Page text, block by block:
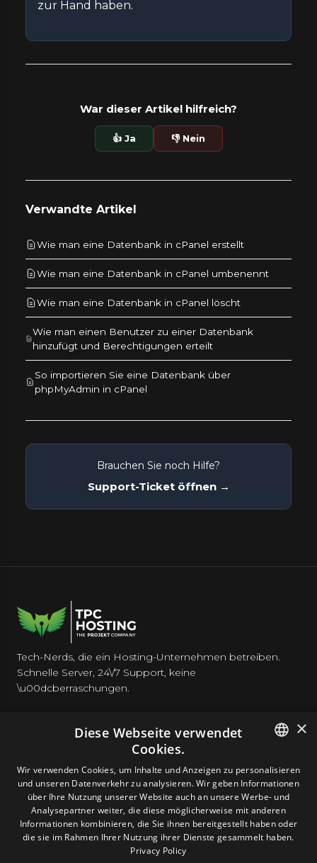
zur Hand haben.
War dieser Artikel hilfreich?
👍 Ja 👎 Nein
Verwandte Artikel
Wie man eine Datenbank in cPanel erstellt
Wie man eine Datenbank in cPanel umbenennt
Wie man eine Datenbank in cPanel löscht
Wie man einen Benutzer zu einer Datenbank
hinzufügt und Berechtigungen erteilt
So importieren Sie eine Datenbank über
phpMyAdmin in cPanel
Brauchen Sie noch Hilfe?
Support-Ticket öffnen →
Tech-Nerds, die ein Hosting-Unternehmen betreiben.
Schnelle Server, 24\/7 Support, keine
\u00dcberraschungen.
HOSTING
DOMAINS & E-MAIL
TOOLS & SICHERHEIT
ENGLISH
ROMANIAN
×
Diese Webseite verwendet
Cookies.
Wir verwenden Cookies, um Inhalte und Anzeigen zu personalisieren
und unseren Datenverkehr zu analysieren. Wir geben Informationen
über Ihre Nutzung unserer Website auch an unsere Werbe- und
Analysepartner weiter, die diese möglicherweise mit anderen
Informationen kombinieren, die Sie ihnen bereitgestellt haben oder
die sie im Rahmen Ihrer Nutzung ihrer Dienste gesammelt haben.
Privacy Policy